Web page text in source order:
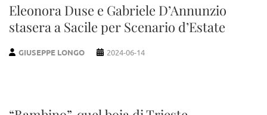
Eleonora Duse e Gabriele D’Annunzio
stasera a Sacile per Scenario d’Estate
GIUSEPPE LONGO 2024-06-14